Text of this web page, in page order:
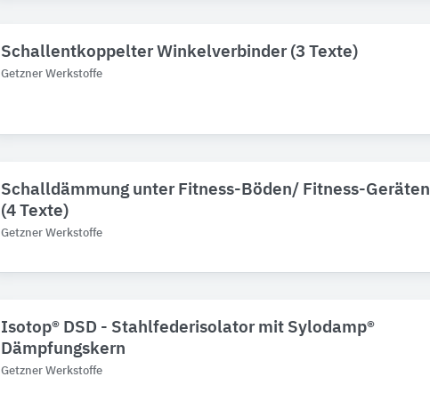
Schallentkoppelter Winkelverbinder (3 Texte)
Getzner Werkstoffe
Schalldämmung unter Fitness-Böden/ Fitness-Geräten
(4 Texte)
Getzner Werkstoffe
Isotop® DSD - Stahlfederisolator mit Sylodamp®
Dämpfungskern
Getzner Werkstoffe